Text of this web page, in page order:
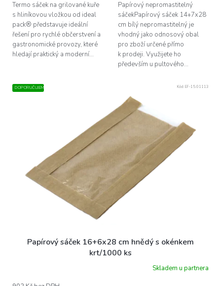
Termo sáček na grilované kuře
s hliníkovou vložkou od ideal
pack® představuje ideální
řešení pro rychlé občerstvení a
gastronomické provozy, které
hledají praktický a moderní...
Papírový nepromastitelný
sáčekPapírový sáček 14+7x28
cm bílý nepromastitelný je
vhodný jako odnosový obal
pro zboží určené přímo
k prodeji. Využijete ho
především u pultového...
DOPORUČUJEME
Papírový sáček 16+6x28 cm hnědý s okénkem
krt/1000 ks
Skladem u partnera
Kód: EF-15.01113